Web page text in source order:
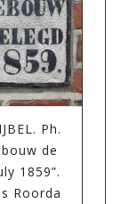
Ph.
de
1859”.
Roorda